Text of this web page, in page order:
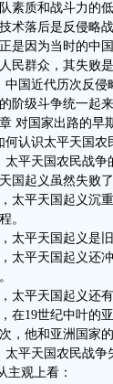
素质和战斗力的低
术落后是反侵略
是因为当时的中
民群众，其失败
中国近代历次反
阶级斗争统一起
对国家出路的早
何认识太平天国农
太平天国农民战争
国起义虽然失败
太平天国起义沉
。
太平天国起义是
太平天国起义还
太平天国起义还
在19世纪中叶的
，他和亚洲国家
太平天国农民战争
主观上看：